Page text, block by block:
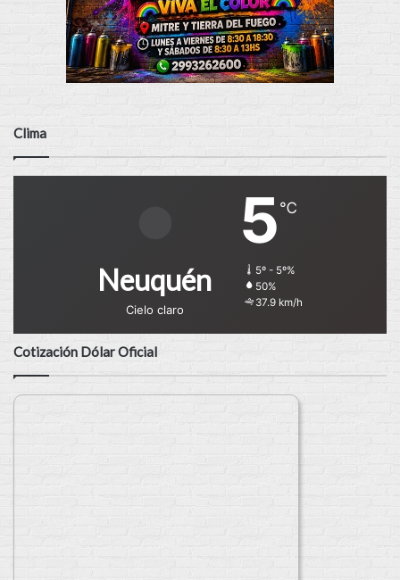
Clima
Neuquén
Cielo claro
5 ℃
5º - 5º%
50%
37.9 km/h
Cotización Dólar Oficial